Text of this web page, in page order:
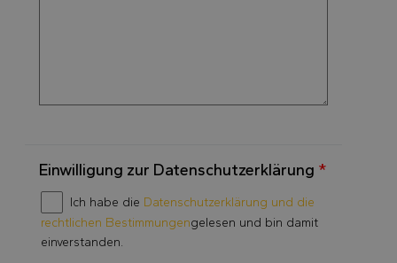
Einwilligung zur Datenschutzerklärung *
Ich habe die Datenschutzerklärung und die
rechtlichen Bestimmungengelesen und bin damit
einverstanden.